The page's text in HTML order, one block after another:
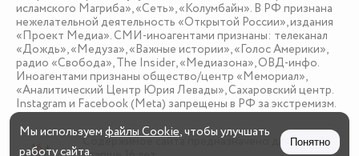
исламского Магриба», «Сеть», «Колумбайн». В РФ признана
нежелательной деятельность «Открытой России», издания
«Проект Медиа». СМИ-иноагентами признаны: телеканал
«Дождь», «Медуза», «Важные истории», «Голос Америки»,
радио «Свобода», The Insider, «Медиазона», ОВД-инфо.
Иноагентами признаны общество/центр «Мемориал»,
«Аналитический Центр Юрия Левады», Сахаровский центр.
Instagram и Facebook (Metа) запрещены в РФ за экстремизм.
16 +
Содержимое сайта предназначено для детей
Мы используемфайлы Cookie, чтобы улучшать
работу сайта.
Понятно